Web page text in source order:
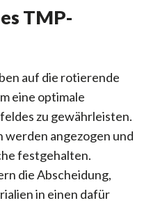
TMP-
auf die rotierende
eine optimale
zu gewährleisten.
angezogen und
festgehalten.
die Abscheidung,
in einen dafür